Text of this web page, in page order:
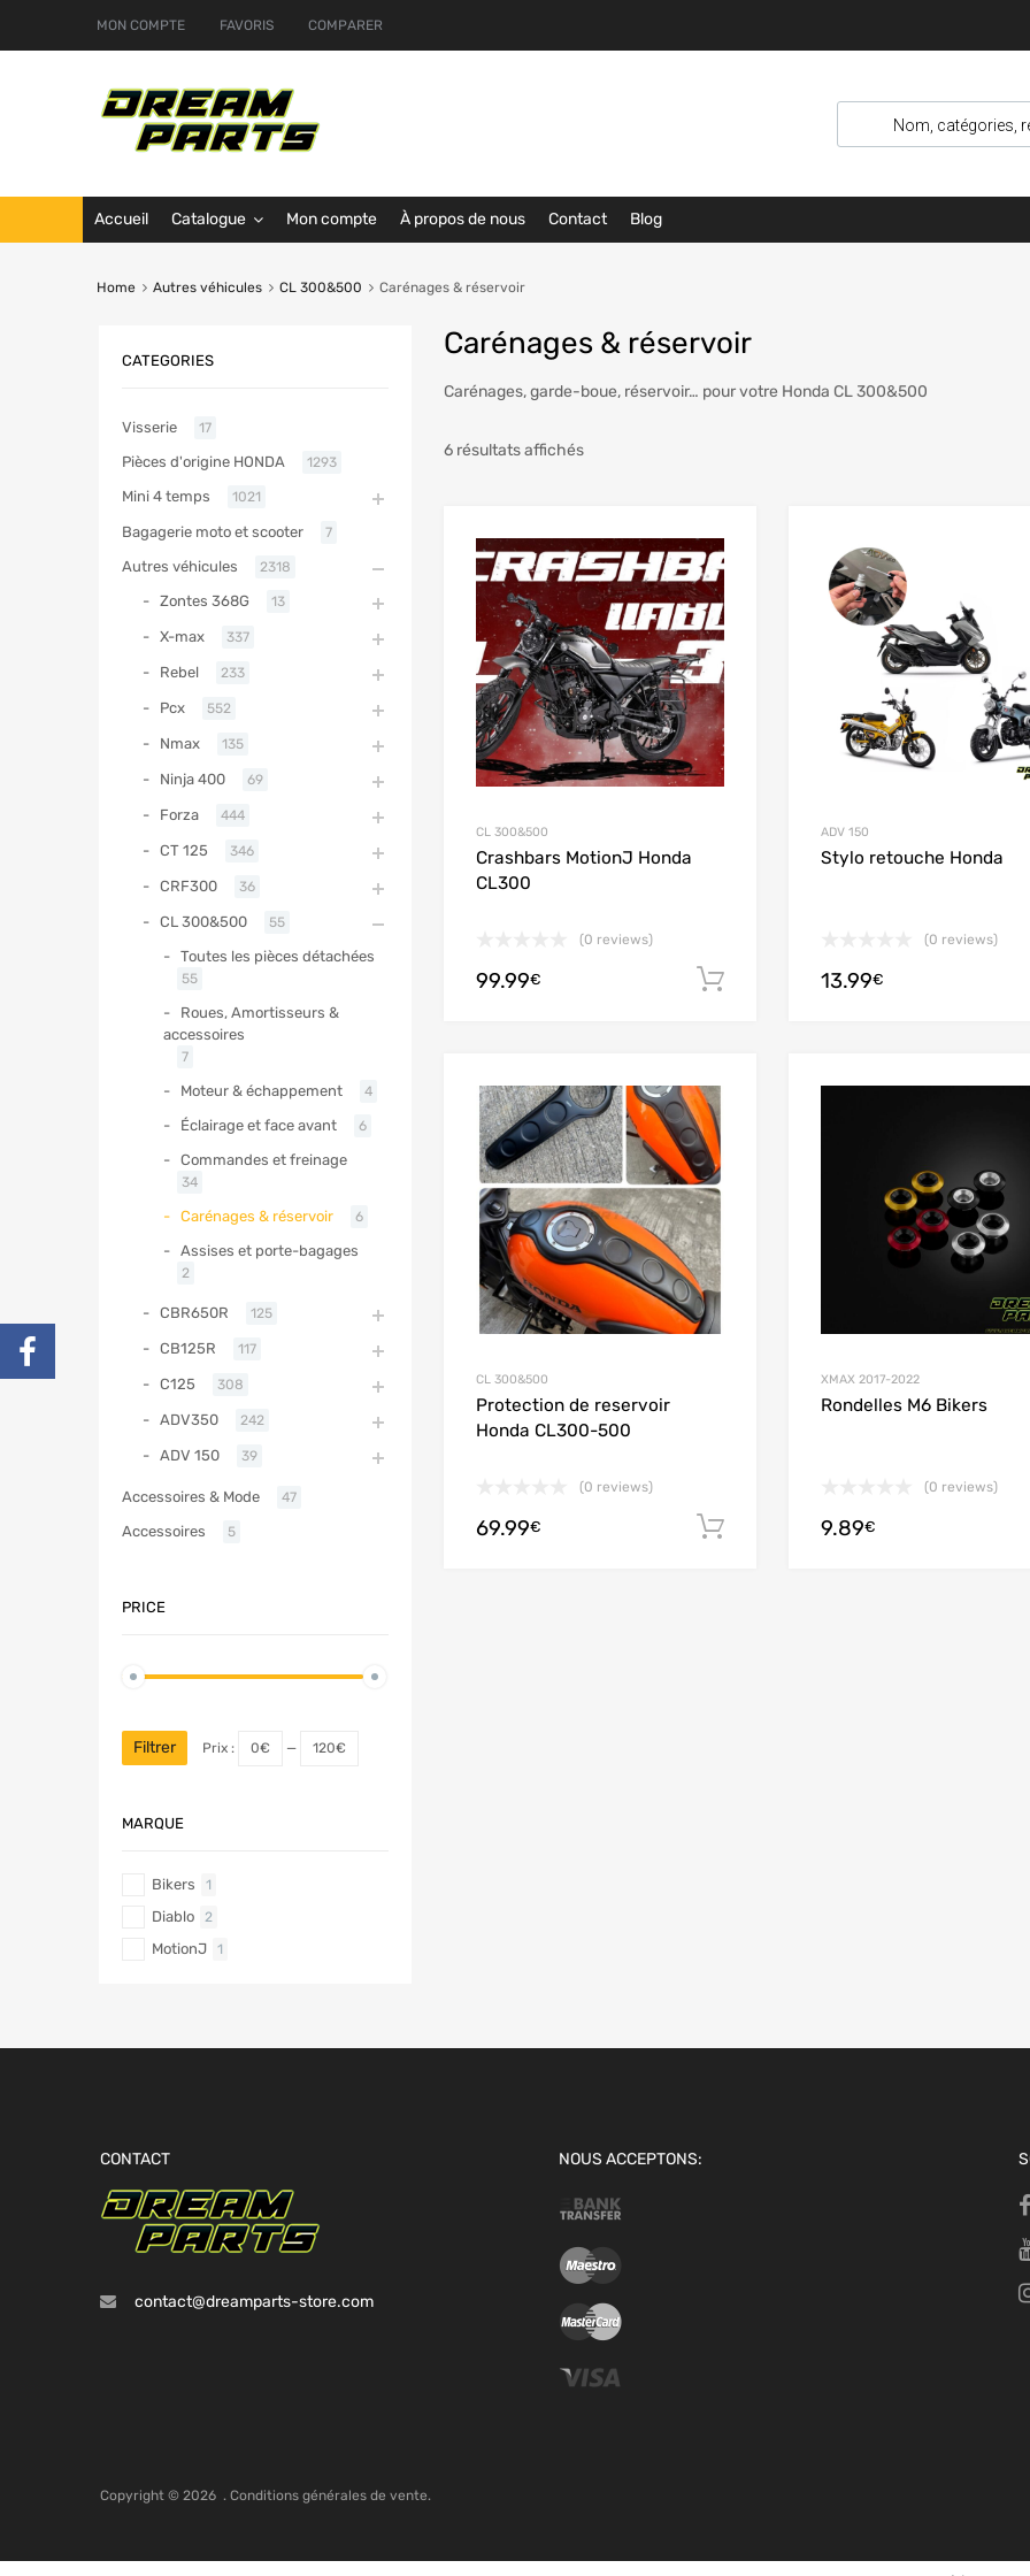
MON COMPTE FAVORIS COMPARER
Accueil Catalogue Mon compte À propos de nous Contact Blog
Home Autres véhicules CL 300&500 Carénages & réservoir
Carénages & réservoir
Carénages, garde-boue, réservoir… pour votre Honda CL 300&500
6 résultats affichés
CL 300&500
Crashbars MotionJ Honda
CL300
(0 reviews)
99.99€ Ajouter au panier
ADV 150
Stylo retouche Honda
(0 reviews)
13.99€
CL 300&500
Protection de reservoir
Honda CL300-500
(0 reviews)
69.99€ Ajouter au panier
XMAX 2017-2022
Rondelles M6 Bikers
(0 reviews)
9.89€
CATEGORIES
Visserie 17
Pièces d'origine HONDA 1293
Mini 4 temps 1021
Bagagerie moto et scooter 7
Autres véhicules 2318
Zontes 368G 13
X-max 337
Rebel 233
Pcx 552
Nmax 135
Ninja 400 69
Forza 444
CT 125 346
CRF300 36
CL 300&500 55
Toutes les pièces détachées
55
Roues, Amortisseurs &
accessoires
7
Moteur & échappement 4
Éclairage et face avant 6
Commandes et freinage
34
Carénages & réservoir 6
Assises et porte-bagages
2
CBR650R 125
CB125R 117
C125 308
ADV350 242
ADV 150 39
Accessoires & Mode 47
Accessoires 5
PRICE
Filtrer Prix : 0€ — 120€
MARQUE
Bikers 1
Diablo 2
MotionJ 1
CONTACT
contact@dreamparts-store.com
NOUS ACCEPTONS:
Copyright © 2026 . Conditions générales de vente.